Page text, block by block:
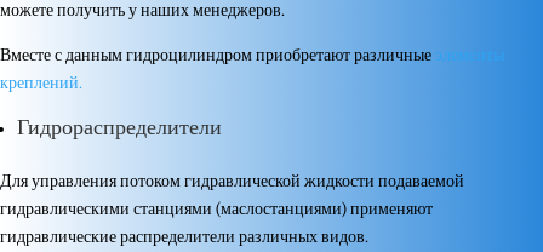
можете получить у наших менеджеров.
Вместе с данным гидроцилиндром приобретают различные элементы
креплений.
Гидрораспределители
Для управления потоком гидравлической жидкости подаваемой
гидравлическими станциями (маслостанциями) применяют
гидравлические распределители различных видов.